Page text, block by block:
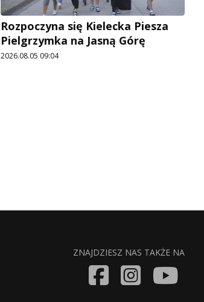
Rozpoczyna się Kielecka Piesza
Pielgrzymka na Jasną Górę
2026.08.05 09:04
ZNAJDZIESZ NAS TAKŻE NA